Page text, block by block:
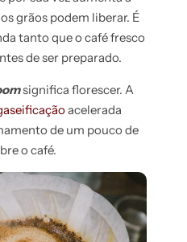
grãos podem liberar. É
tanto que o café fresco
de ser preparado.
significa florescer. A
acelerada
de um pouco de
o café.